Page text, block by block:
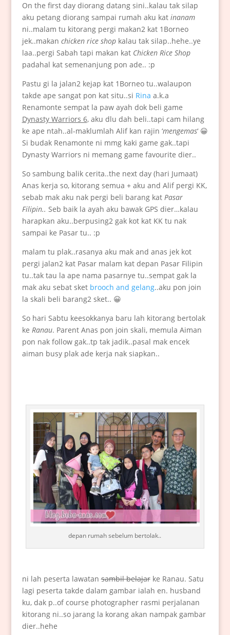
On the first day diorang datang sini..kalau tak silap
aku petang diorang sampai rumah aku kat inanam
ni..malam tu kitorang pergi makan2 kat 1Borneo
jek..makan chicken rice shopkalau tak silap..hehe..ye
laa..pergi Sabah tapi makan kat Chicken Rice Shop
padahal kat semenanjung pon ade.. :p
Pastu gi la jalan2 kejap kat 1Borneo tu..walaupon
takde ape sangat pon kat situ..si Rina a.k.a
Renamonte sempat la paw ayah dok beli game
Dynasty Warriors 6, aku dlu dah beli..tapi cam hilang
ke ape ntah..al-maklumlah Alif kan rajin ‘mengemas‘ 😀
Si budak Renamonte ni mmg kaki game gak..tapi
Dynasty Warriors ni memang game favourite dier..
So sambung balik cerita..the next day (hari Jumaat)
Anas kerja so, kitorang semua + aku and Alif pergi KK,
sebab mak aku nak pergi beli barang kat Pasar
Filipin.. Seb baik la ayah aku bawak GPS dier…kalau
harapkan aku..berpusing2 gak kot kat KK tu nak
sampai ke Pasar tu.. :p
malam tu plak..rasanya aku mak and anas jek kot
pergi jalan2 kat Pasar malam kat depan Pasar Filipin
tu..tak tau la ape nama pasarnye tu..sempat gak la
mak aku sebat sket brooch and gelang..aku pon join
la skali beli barang2 sket.. 😀
So hari Sabtu keesokkanya baru lah kitorang bertolak
ke Ranau. Parent Anas pon join skali, memula Aiman
pon nak follow gak..tp tak jadik..pasal mak encek
aiman busy plak ade kerja nak siapkan..
depan rumah sebelum bertolak..
ni lah peserta lawatansambil belajarke Ranau. Satu
lagi peserta takde dalam gambar ialah en. husband
ku, dak p..of course photographer rasmi perjalanan
kitorang ni..so jarang la korang akan nampak gambar
dier..hehe